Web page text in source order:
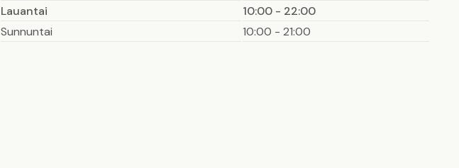
Lauantai
10:00 - 22:00
Sunnuntai
10:00 - 21:00